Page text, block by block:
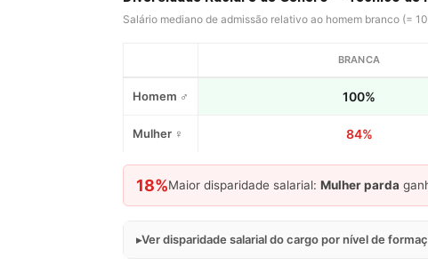
Salário mediano de admissão relativo ao homem branco (=
BRANCA
Homem ♂ 100%
Mulher ♀ 84%
18%Maior disparidade salarial: Mulher parda
Ver disparidade salarial do cargo por nível de